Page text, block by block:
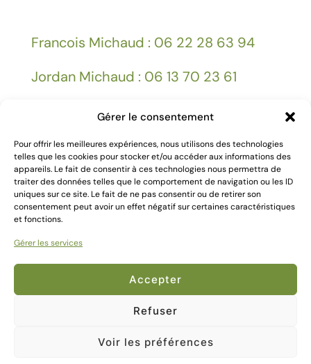
Gérer le consentement
Pour offrir les meilleures expériences, nous utilisons des technologies
telles que les cookies pour stocker et/ou accéder aux informations des
appareils. Le fait de consentir à ces technologies nous permettra de
traiter des données telles que le comportement de navigation ou les ID
uniques sur ce site. Le fait de ne pas consentir ou de retirer son
consentement peut avoir un effet négatif sur certaines caractéristiques
et fonctions.
Gérer les services
Accepter
Refuser
Voir les préférences
Francois Michaud : 06 22 28 63 94
Jordan Michaud : 06 13 70 23 61
Mentions légales